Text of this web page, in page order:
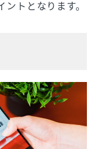
トとなります。